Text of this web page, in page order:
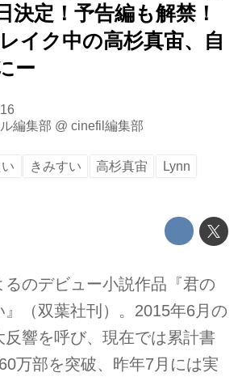
決定！予告編も解禁！
イク中の高杉真宙、自
ー
編集部 @ cinefil編集部
きみすい 高杉真宙
Lynn
のデビュー小説作品『君の
』（双葉社刊）。2015年6月の
響を呼び、現在では累計書
万部を突破、昨年7月には実